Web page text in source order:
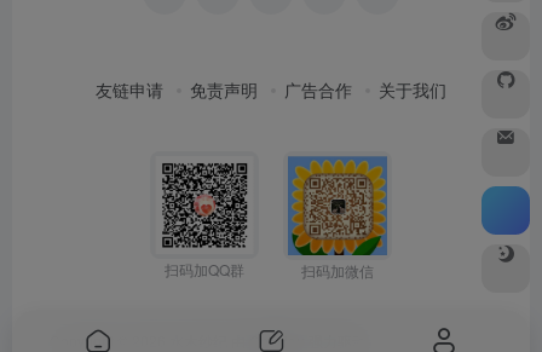
友链申请 免责声明 广告合作 关于我们
扫码加QQ群 扫码加微信
Copyright © 2026 OneNav